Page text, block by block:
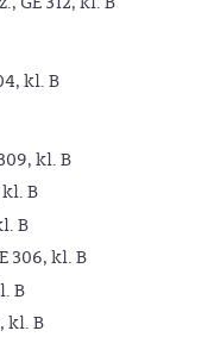
kl. B
kl. B
kl. B
B
306, kl. B
B
kl. B